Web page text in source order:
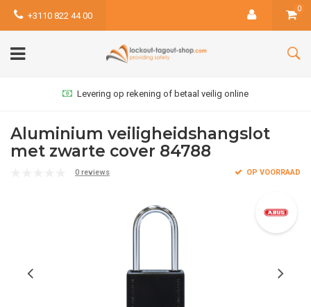
+3110 822 44 00
0
Levering op rekening of betaal veilig online
Aluminium veiligheidshangslot
met zwarte cover 84788
0 reviews OP VOORRAAD